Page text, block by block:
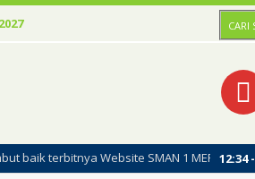
12:34
Website SMAN 1 MERAWANG, dengan